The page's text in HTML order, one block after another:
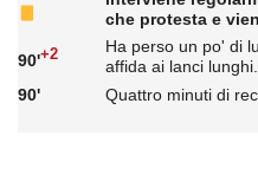
che protesta e
90'+2
Ha perso un po' di
affida ai lanci lunghi.
90'
Quattro minuti di